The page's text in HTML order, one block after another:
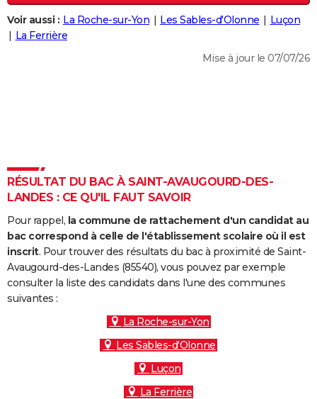
Destinations
City break
Voyage nature
Voyage de noces
Forum
Climat
+
PHOTO
COPAINS D'AVANT
S'inscrire
Se connecter
Lycées
Collèges
Primaires
Universités
Entreprises
Service militaire
Avis de recherche
AVIS DE DÉCÈS
FORUM
Bricolage
Lifestyle
Culture
Sport
Auto
Television
Voyage
Cinema
Voir aussi : La Roche-sur-Yon Les Sables-d'Olonne
Luçon
La Ferrière
Mise à jour le 07/07/26
RÉSULTAT DU BAC À SAINT-AVAUGOURD-DES-
LANDES : CE QU'IL FAUT SAVOIR
Pour rappel, la commune de rattachement d'un candidat au
bac correspond à celle de l'établissement scolaire où il est
inscrit. Pour trouver des résultats du bac à proximité de Saint-
Avaugourd-des-Landes (85540), vous pouvez par exemple
consulter la liste des candidats dans l'une des communes
suivantes :
La Roche-sur-Yon
Les Sables-d'Olonne
Luçon
La Ferrière